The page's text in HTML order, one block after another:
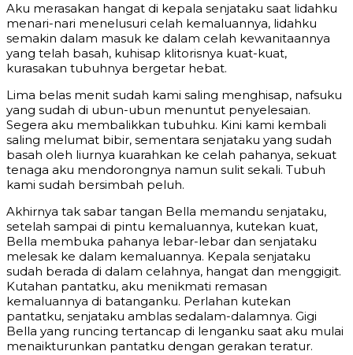
Aku merasakan hangat di kepala senjataku saat lidahku
menari-nari menelusuri celah kemaluannya, lidahku
semakin dalam masuk ke dalam celah kewanitaannya
yang telah basah, kuhisap klitorisnya kuat-kuat,
kurasakan tubuhnya bergetar hebat.
Lima belas menit sudah kami saling menghisap, nafsuku
yang sudah di ubun-ubun menuntut penyelesaian.
Segera aku membalikkan tubuhku. Kini kami kembali
saling melumat bibir, sementara senjataku yang sudah
basah oleh liurnya kuarahkan ke celah pahanya, sekuat
tenaga aku mendorongnya namun sulit sekali. Tubuh
kami sudah bersimbah peluh.
Akhirnya tak sabar tangan Bella memandu senjataku,
setelah sampai di pintu kemaluannya, kutekan kuat,
Bella membuka pahanya lebar-lebar dan senjataku
melesak ke dalam kemaluannya. Kepala senjataku
sudah berada di dalam celahnya, hangat dan menggigit.
Kutahan pantatku, aku menikmati remasan
kemaluannya di batanganku. Perlahan kutekan
pantatku, senjataku amblas sedalam-dalamnya. Gigi
Bella yang runcing tertancap di lenganku saat aku mulai
menaikturunkan pantatku dengan gerakan teratur.